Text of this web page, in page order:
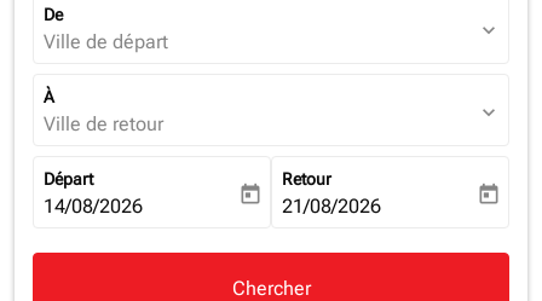
De
Ville de départ expand_more
À
Ville de retour expand_more
Départ
fc-booking-departure-date-aria-label
14/08/2026 today
Retour
fc-booking-return-date-aria-
21/08/2026 today
Chercher